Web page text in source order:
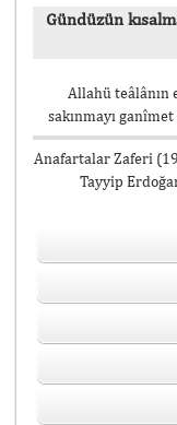
Gündüzün
Allahü
sakınmayı
Anafartalar Zaferi
Tayyip